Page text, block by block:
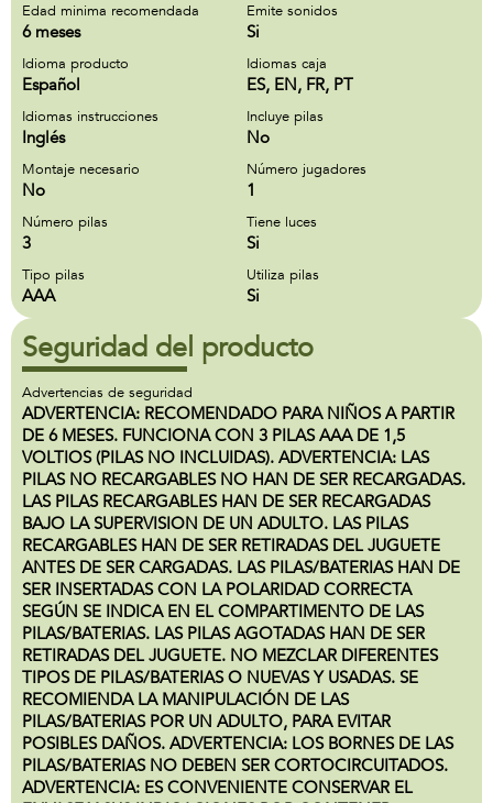
Edad minima recomendada
6 meses
Emite sonidos
Si
Idioma producto
Español
Idiomas caja
ES, EN, FR, PT
Idiomas instrucciones
Inglés
Incluye pilas
No
Montaje necesario
No
Número jugadores
1
Número pilas
3
Tiene luces
Si
Tipo pilas
AAA
Utiliza pilas
Si
Seguridad del producto
Advertencias de seguridad
ADVERTENCIA: RECOMENDADO PARA NIÑOS A PARTIR
DE 6 MESES. FUNCIONA CON 3 PILAS AAA DE 1,5
VOLTIOS (PILAS NO INCLUIDAS). ADVERTENCIA: LAS
PILAS NO RECARGABLES NO HAN DE SER RECARGADAS.
LAS PILAS RECARGABLES HAN DE SER RECARGADAS
BAJO LA SUPERVISION DE UN ADULTO. LAS PILAS
RECARGABLES HAN DE SER RETIRADAS DEL JUGUETE
ANTES DE SER CARGADAS. LAS PILAS/BATERIAS HAN DE
SER INSERTADAS CON LA POLARIDAD CORRECTA
SEGÚN SE INDICA EN EL COMPARTIMENTO DE LAS
PILAS/BATERIAS. LAS PILAS AGOTADAS HAN DE SER
RETIRADAS DEL JUGUETE. NO MEZCLAR DIFERENTES
TIPOS DE PILAS/BATERIAS O NUEVAS Y USADAS. SE
RECOMIENDA LA MANIPULACIÓN DE LAS
PILAS/BATERIAS POR UN ADULTO, PARA EVITAR
POSIBLES DAÑOS. ADVERTENCIA: LOS BORNES DE LAS
PILAS/BATERIAS NO DEBEN SER CORTOCIRCUITADOS.
ADVERTENCIA: ES CONVENIENTE CONSERVAR EL